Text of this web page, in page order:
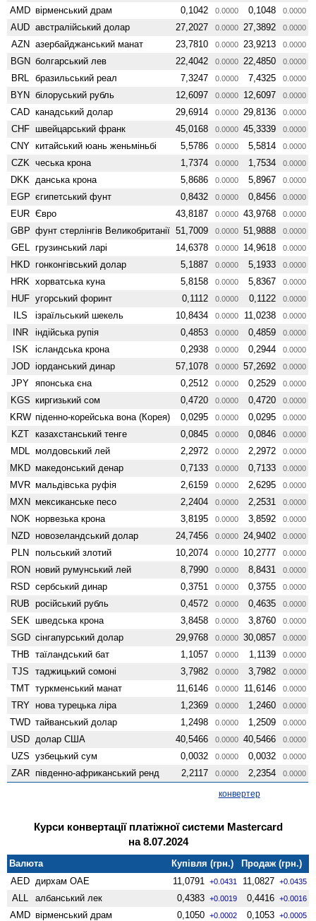
AMD вiрменський драм 0,1042 0.0000 0,1048 0.0000
AUD австралійський долар 27,2027 0.0000 27,3892 0.0000
AZN азербайджанський манат 23,7810 0.0000 23,9213 0.0000
BGN болгарський лев 22,4042 0.0000 22,4850 0.0000
BRL бразильський реал 7,3247 0.0000 7,4325 0.0000
BYN білоруський рубль 12,6097 0.0000 12,6097 0.0000
CAD канадський долар 29,6914 0.0000 29,8136 0.0000
CHF швейцарський франк 45,0168 0.0000 45,3339 0.0000
CNY китайський юань женьмiньбi 5,5786 0.0000 5,5814 0.0000
CZK чеська крона 1,7374 0.0000 1,7534 0.0000
DKK данська крона 5,8686 0.0000 5,8967 0.0000
EGP єгипетський фунт 0,8432 0.0000 0,8456 0.0000
EUR Євро 43,8187 0.0000 43,9768 0.0000
GBP фунт стерлінгів Велико­британії 51,7009 0.0000 51,9888 0.0000
GEL грузинський ларі 14,6378 0.0000 14,9618 0.0000
HKD гонконгівський долар 5,1887 0.0000 5,1933 0.0000
HRK хорватська куна 5,8158 0.0000 5,8367 0.0000
HUF угорський форинт 0,1112 0.0000 0,1122 0.0000
ILS ізраїльський шекель 10,8434 0.0000 11,0238 0.0000
INR індійська рупія 0,4853 0.0000 0,4859 0.0000
ISK ісландська крона 0,2938 0.0000 0,2944 0.0000
JOD іорданський динар 57,1078 0.0000 57,2692 0.0000
JPY японська єна 0,2512 0.0000 0,2529 0.0000
KGS киргизький сом 0,4720 0.0000 0,4720 0.0000
KRW піденно-корейська вона (Корея) 0,0295 0.0000 0,0295 0.0000
KZT казахстанський тенге 0,0845 0.0000 0,0846 0.0000
MDL молдовський лей 2,2972 0.0000 2,2972 0.0000
MKD македонський денар 0,7133 0.0000 0,7133 0.0000
MVR мальдівська руфія 2,6159 0.0000 2,6295 0.0000
MXN мексиканське песо 2,2404 0.0000 2,2531 0.0000
NOK норвезька крона 3,8195 0.0000 3,8592 0.0000
NZD ново­зеландський долар 24,7456 0.0000 24,9402 0.0000
PLN польський злотий 10,2074 0.0000 10,2777 0.0000
RON новий румунський лей 8,7990 0.0000 8,8431 0.0000
RSD сербський динар 0,3751 0.0000 0,3755 0.0000
RUB російський рубль 0,4572 0.0000 0,4635 0.0000
SEK шведська крона 3,8458 0.0000 3,8760 0.0000
SGD сінгапурський долар 29,9768 0.0000 30,0857 0.0000
THB таїландський бат 1,1057 0.0000 1,1139 0.0000
TJS таджицький сомоні 3,7982 0.0000 3,7982 0.0000
TMT туркменський манат 11,6146 0.0000 11,6146 0.0000
TRY нова турецька ліра 1,2369 0.0000 1,2460 0.0000
TWD тайванський долар 1,2498 0.0000 1,2509 0.0000
USD долар США 40,5466 0.0000 40,5466 0.0000
UZS узбецький сум 0,0032 0.0000 0,0032 0.0000
ZAR південно-африканський ренд 2,2117 0.0000 2,2354 0.0000
конвертер
Курси конвертації платіжної системи Mastercard
на 8.07.2024
Валюта Купівля (грн.)
Продаж (грн.)
AED дирхам ОАЕ 11,0791 +0.0431 11,0827 +0.0435
ALL албанський лек 0,4383 +0.0019 0,4416 +0.0016
AMD вiрменський драм 0,1050 +0.0002 0,1053 +0.0005